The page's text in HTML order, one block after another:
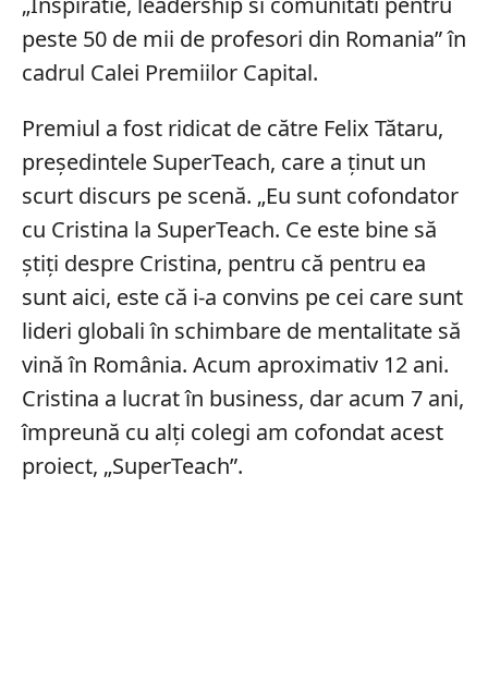
peste 50 de mii de profesori din Romania” în
cadrul Calei Premiilor Capital.
Premiul a fost ridicat de către Felix Tătaru,
președintele SuperTeach, care a ținut un
scurt discurs pe scenă. „Eu sunt cofondator
cu Cristina la SuperTeach. Ce este bine să
știți despre Cristina, pentru că pentru ea
sunt aici, este că i-a convins pe cei care sunt
lideri globali în schimbare de mentalitate să
vină în România. Acum aproximativ 12 ani.
Cristina a lucrat în business, dar acum 7 ani,
împreună cu alți colegi am cofondat acest
proiect, „SuperTeach”.